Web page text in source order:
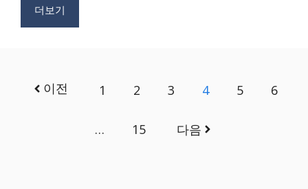
더보기
이전 1 2 3 4 5 6
… 15 다음